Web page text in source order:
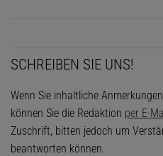
SCHREIBEN SIE UNS!
Wenn Sie inhaltliche
können Sie die Redaktion per E-
Zuschrift, bitten jedoch um
beantworten können.